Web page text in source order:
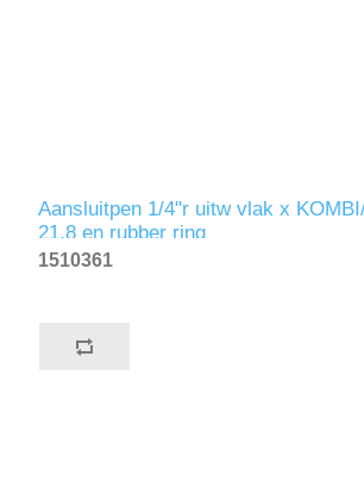
Aansluitpen 1/4"r uitw vlak x
21.8 en rubber ring
1510361